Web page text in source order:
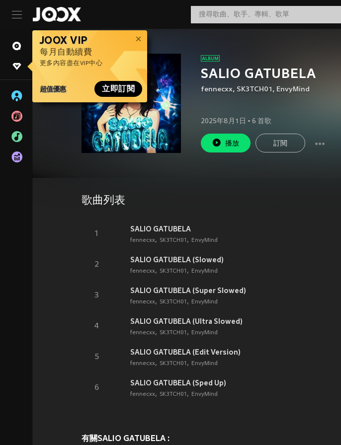
JOOX VIP
每月自動續費
更多內容盡在VIP中心
超值優惠 立即訂閱
SALIO GATUBELA
fennecxx, SK3TCH01 , EnvyMind
2025年8月1日 • 6 首歌
播放 訂閱
歌曲列表
1
SALIO GATUBELA
fennecxx SK3TCH01 EnvyMind
2
SALIO GATUBELA (Slowed)
fennecxx SK3TCH01 EnvyMind
3
SALIO GATUBELA (Super Slowed)
fennecxx SK3TCH01 EnvyMind
4
SALIO GATUBELA (Ultra Slowed)
fennecxx SK3TCH01 EnvyMind
5
SALIO GATUBELA (Edit Version)
fennecxx SK3TCH01 EnvyMind
6
SALIO GATUBELA (Sped Up)
fennecxx SK3TCH01 EnvyMind
有關SALIO GATUBELA :